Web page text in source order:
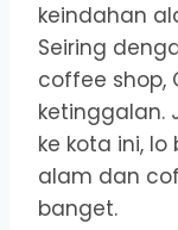
keindahan
Seiring
coffee shop,
ketinggalan.
ke kota ini,
alam dan
banget.